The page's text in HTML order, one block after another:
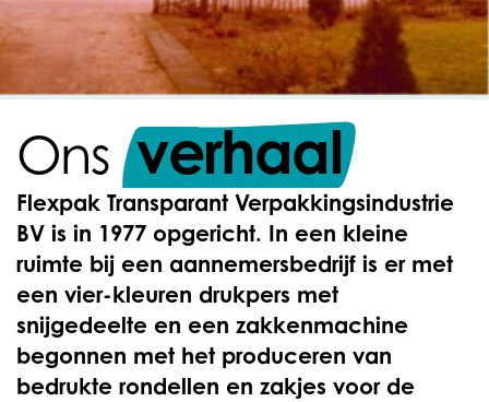
Ons verhaal
Flexpak Transparant Verpakkingsindustrie
BV is in 1977 opgericht. In een kleine
ruimte bij een aannemersbedrijf is er met
een vier-kleuren drukpers met
snijgedeelte en een zakkenmachine
begonnen met het produceren van
bedrukte rondellen en zakjes voor de